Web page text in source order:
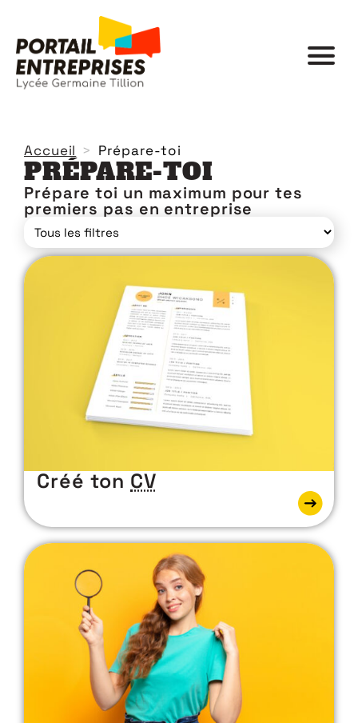
Accueil Prépare-toi
PRÉPARE-TOI
Prépare toi un maximum pour tes
premiers pas en entreprise
Créé ton CV